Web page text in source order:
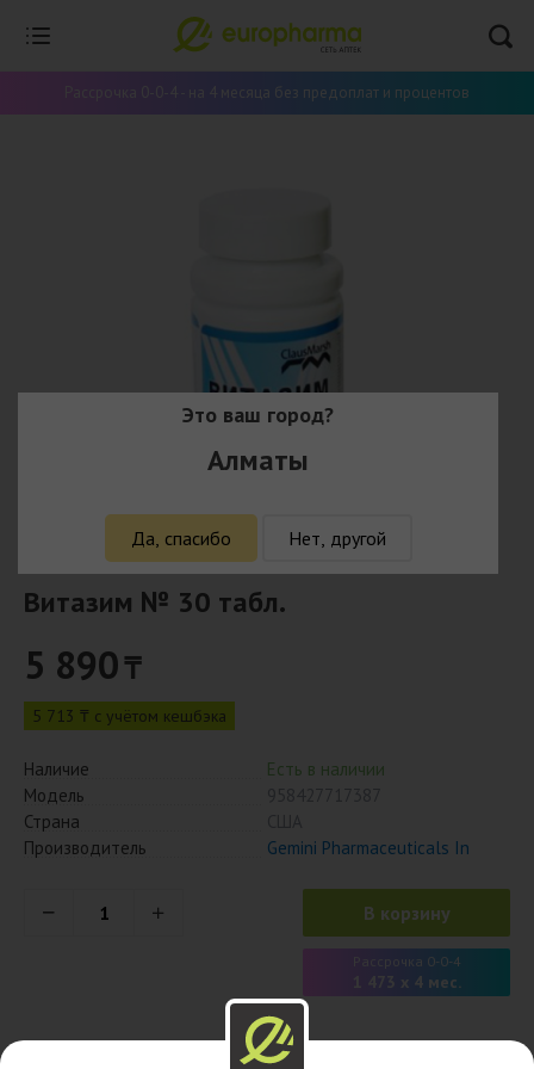
Рассрочка 0-0-4 - на 4 месяца без предоплат и процентов
Витазим № 30 табл.
5 890₸
5 713 ₸ с учётом кешбэка
Наличие
Есть в наличии
Модель
Страна
Производитель
Gemini Pharmaceuticals In
В корзину
Рассрочка 0-0-4
1 473 x 4 мес.
Это ваш город?
Алматы
Да, спасибо Нет, другой